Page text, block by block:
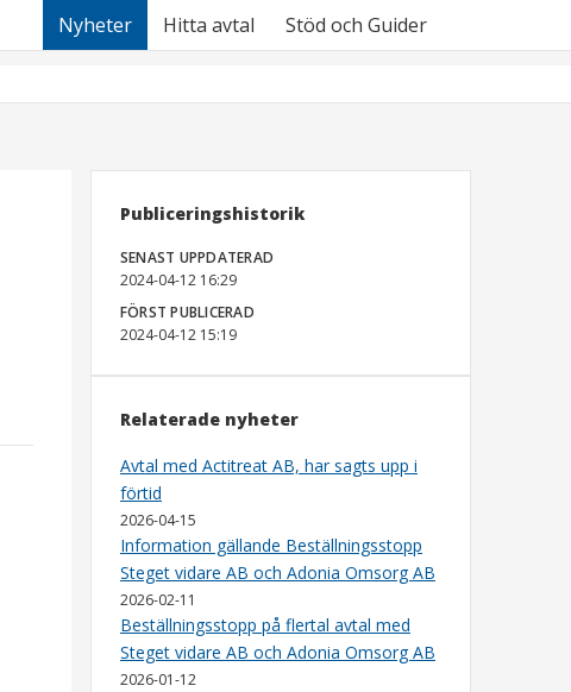
Nyheter Hitta avtal Stöd och Guider
Publiceringshistorik
SENAST UPPDATERAD
2024-04-12 16:29
FÖRST PUBLICERAD
2024-04-12 15:19
Relaterade nyheter
Avtal med Actitreat AB, har sagts upp i
förtid
2026-04-15
Information gällande Beställningsstopp
Steget vidare AB och Adonia Omsorg AB
2026-02-11
Beställningsstopp på flertal avtal med
Steget vidare AB och Adonia Omsorg AB
2026-01-12